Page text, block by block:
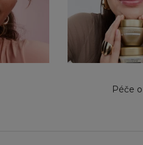
Péče